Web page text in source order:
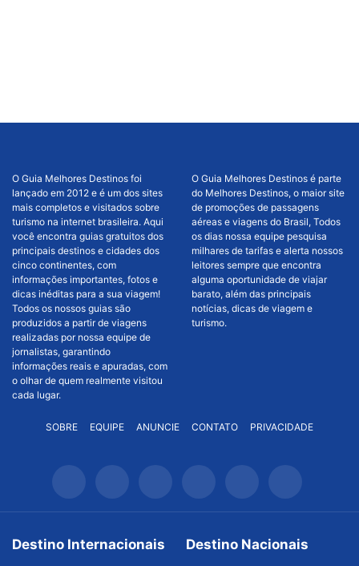
O Guia Melhores Destinos foi
lançado em 2012 e é um dos sites
mais completos e visitados sobre
turismo na internet brasileira. Aqui
você encontra guias gratuitos dos
principais destinos e cidades dos
cinco continentes, com
informações importantes, fotos e
dicas inéditas para a sua viagem!
Todos os nossos guias são
produzidos a partir de viagens
realizadas por nossa equipe de
jornalistas, garantindo
informações reais e apuradas, com
o olhar de quem realmente visitou
cada lugar.
O Guia Melhores Destinos é parte
do Melhores Destinos, o maior site
de promoções de passagens
aéreas e viagens do Brasil, Todos
os dias nossa equipe pesquisa
milhares de tarifas e alerta nossos
leitores sempre que encontra
alguma oportunidade de viajar
barato, além das principais
notícias, dicas de viagem e
turismo.
SOBRE EQUIPE ANUNCIE CONTATO PRIVACIDADE
Destino Internacionais Destino Nacionais